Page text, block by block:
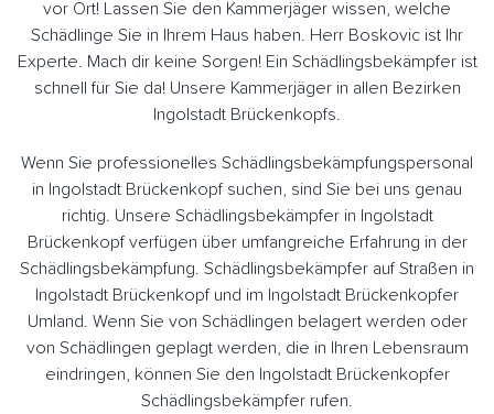
vor Ort! Lassen Sie den Kammerjäger wissen, welche
Schädlinge Sie in Ihrem Haus haben. Herr Boskovic ist Ihr
Experte. Mach dir keine Sorgen! Ein Schädlingsbekämpfer ist
schnell für Sie da! Unsere Kammerjäger in allen Bezirken
Ingolstadt Brückenkopfs.
Wenn Sie professionelles Schädlingsbekämpfungspersonal
in Ingolstadt Brückenkopf suchen, sind Sie bei uns genau
richtig. Unsere Schädlingsbekämpfer in Ingolstadt
Brückenkopf verfügen über umfangreiche Erfahrung in der
Schädlingsbekämpfung. Schädlingsbekämpfer auf Straßen in
Ingolstadt Brückenkopf und im Ingolstadt Brückenkopfer
Umland. Wenn Sie von Schädlingen belagert werden oder
von Schädlingen geplagt werden, die in Ihren Lebensraum
eindringen, können Sie den Ingolstadt Brückenkopfer
Schädlingsbekämpfer rufen.